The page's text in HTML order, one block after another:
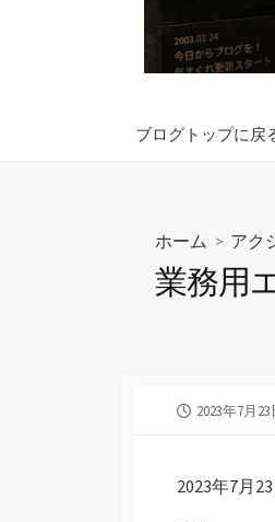
ブログトップに戻
ホーム > アク
業務用
公
2023年7月23
2023年7月23